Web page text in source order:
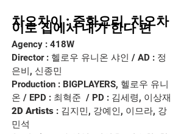
차오차이 : 중화요리, 차오차
이로 집에서 내가 한다 편
Agency : 418W
Director : 헬로우 유니온 샤인 / AD : 정
은비, 신종민
Production : BIGPLAYERS, 헬로우 유니
온 / EPD : 최혁준 / PD : 김세령, 이상재
2D Artists : 김지민, 강예인, 이므라, 강
민석